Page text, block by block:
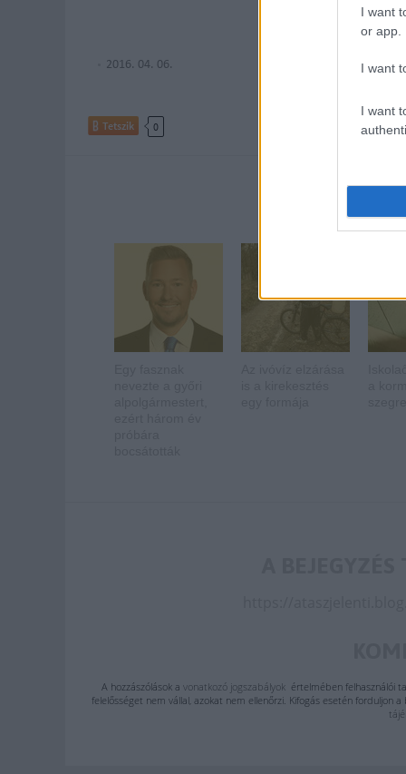
I want
or app.
I want
I want
2016. 04. 06.
Tetszik 0
Ajánlott
A hozzászólások a vonatkozó jogszabályokértelmében felhasználói
felelősséget nem vállal, azokat nem ellenőrzi. Kifogás esetén forduljon